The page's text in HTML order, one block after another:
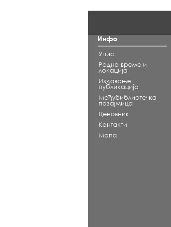
Инфо
Упис
Радно време и
локација
Издавање
публикација
Међубиблиотечка
позајмица
Ценовник
Контакти
Мапа